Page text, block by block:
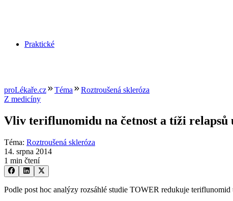
Praktické
proLékaře.cz Téma
Roztroušená skleróza
Z medicíny
Vliv teriflunomidu na četnost a tíži relapsů
Téma: Roztroušená skleróza
14. srpna 2014
1 min čtení
Podle post hoc analýzy rozsáhlé studie TOWER redukuje